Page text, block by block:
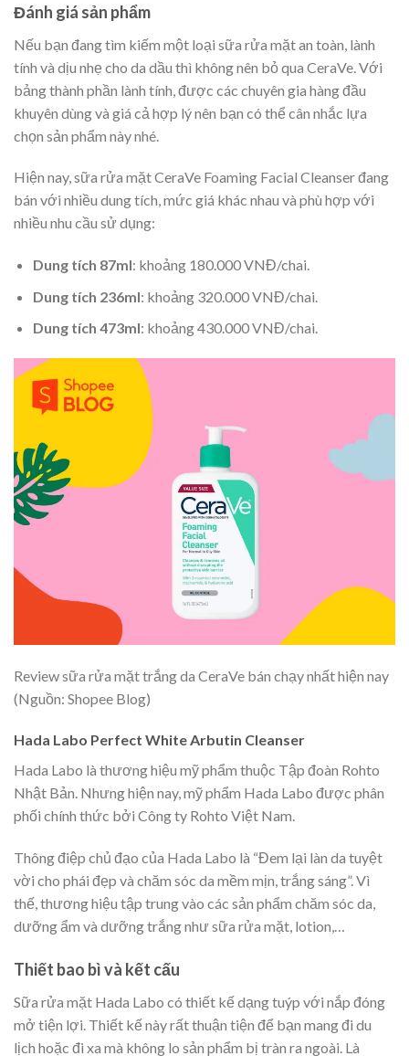
Đánh giá sản phẩm
Nếu bạn đang tìm kiếm một loại sữa rửa mặt an toàn, lành
tính và dịu nhẹ cho da dầu thì không nên bỏ qua CeraVe. Với
bảng thành phần lành tính, được các chuyên gia hàng đầu
khuyên dùng và giá cả hợp lý nên bạn có thể cân nhắc lựa
chọn sản phẩm này nhé.
Hiện nay, sữa rửa mặt CeraVe Foaming Facial Cleanser đang
bán với nhiều dung tích, mức giá khác nhau và phù hợp với
nhiều nhu cầu sử dụng:
Dung tích 87ml: khoảng 180.000 VNĐ/chai.
Dung tích 236ml: khoảng 320.000 VNĐ/chai.
Dung tích 473ml: khoảng 430.000 VNĐ/chai.
Review sữa rửa mặt trắng da CeraVe bán chạy nhất hiện nay
(Nguồn: Shopee Blog)
Hada Labo Perfect White Arbutin Cleanser
Hada Labo là thương hiệu mỹ phẩm thuộc Tập đoàn Rohto
Nhật Bản. Nhưng hiện nay, mỹ phẩm Hada Labo được phân
phối chính thức bởi Công ty Rohto Việt Nam.
Thông điệp chủ đạo của Hada Labo là “Đem lại làn da tuyệt
vời cho phái đẹp và chăm sóc da mềm mịn, trắng sáng”. Vì
thế, thương hiệu tập trung vào các sản phẩm chăm sóc da,
dưỡng ẩm và dưỡng trắng như sữa rửa mặt, lotion,…
Thiết bao bì và kết cấu
Sữa rửa mặt Hada Labo có thiết kế dạng tuýp với nắp đóng
mở tiện lợi. Thiết kế này rất thuận tiện để bạn mang đi du
lịch hoặc đi xa mà không lo sản phẩm bị tràn ra ngoài. Là